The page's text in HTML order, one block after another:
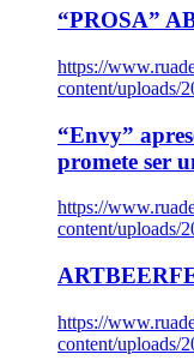
“PROSA”
https://
content/uploads/
“Envy”
promete ser
https://
content/uploads/
https://
content/uploads/